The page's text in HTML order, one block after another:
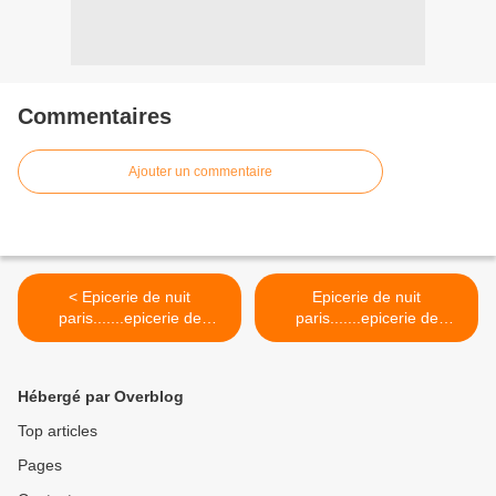
Commentaires
Ajouter un commentaire
< Epicerie de nuit
paris.......epicerie de
nuit.paris
Epicerie de nuit
paris.......epicerie de
nuit.paris >
Hébergé par Overblog
Top articles
Pages